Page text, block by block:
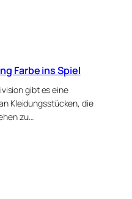
Farbe ins Spiel
gibt es eine
Kleidungsstücken, die
zu…